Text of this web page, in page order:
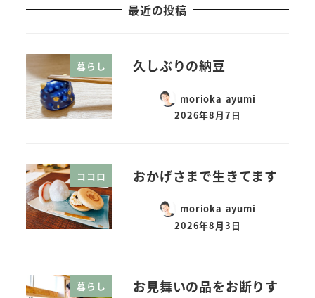
最近の投稿
暮らし 久しぶりの納豆
morioka ayumi
2026年8月7日
ココロ おかげさまで生きてます
morioka ayumi
2026年8月3日
暮らし
お見舞いの品をお断りす